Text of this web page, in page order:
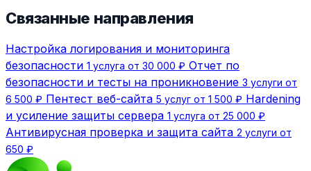
Связанные направления
Настройка логирования и мониторинга
безопасности 1 услуга от 30 000 ₽ Отчет по
безопасности и тесты на проникновение 3 услуги от
6 500 ₽ Пентест веб-сайта 5 услуг от 1 500 ₽ Hardening
и усиление защиты сервера 1 услуга от 25 000 ₽
Антивирусная проверка и защита сайта 2 услуги от
650 ₽